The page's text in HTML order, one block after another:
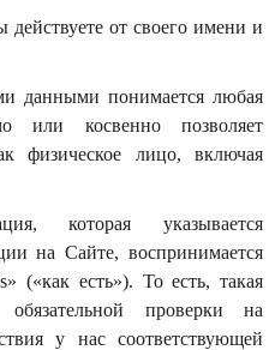
действуете от своего имени и
данными понимается любая
или косвенно позволяет
физическое лицо, включая
которая указывается
на Сайте, воспринимается
(«как есть»). То есть, такая
проверки на
у нас соответствующей